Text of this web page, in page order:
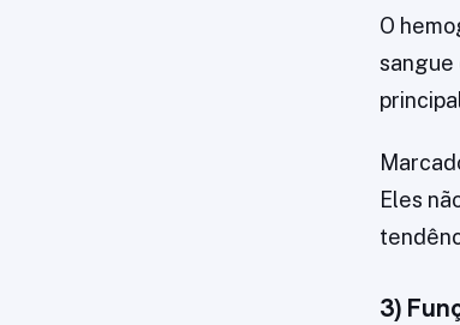
O
sangue
Eles
3)